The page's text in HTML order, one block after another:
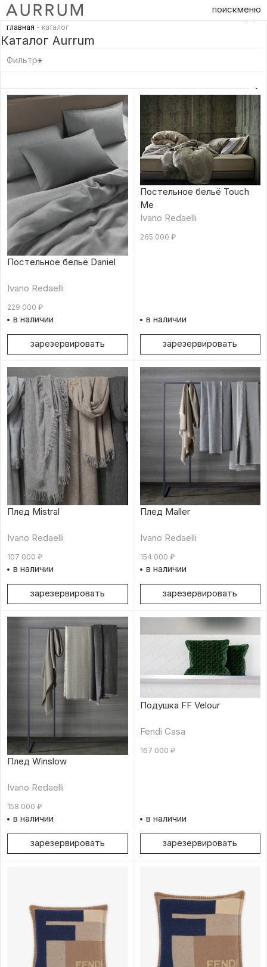
поискменю
главная - каталог
Каталог Aurrum
Фильтр
Постельное бельё Daniel
Ivano Redaelli
229 000 ₽
в наличии
зарезервировать
Постельное бельё Touch
Me
Ivano Redaelli
265 000 ₽
в наличии
зарезервировать
Плед Mistral
Ivano Redaelli
107 000 ₽
в наличии
зарезервировать
Плед Maller
Ivano Redaelli
154 000 ₽
в наличии
зарезервировать
Плед Winslow
Ivano Redaelli
158 000 ₽
в наличии
зарезервировать
Подушка FF Velour
Fendi Casa
167 000 ₽
в наличии
зарезервировать